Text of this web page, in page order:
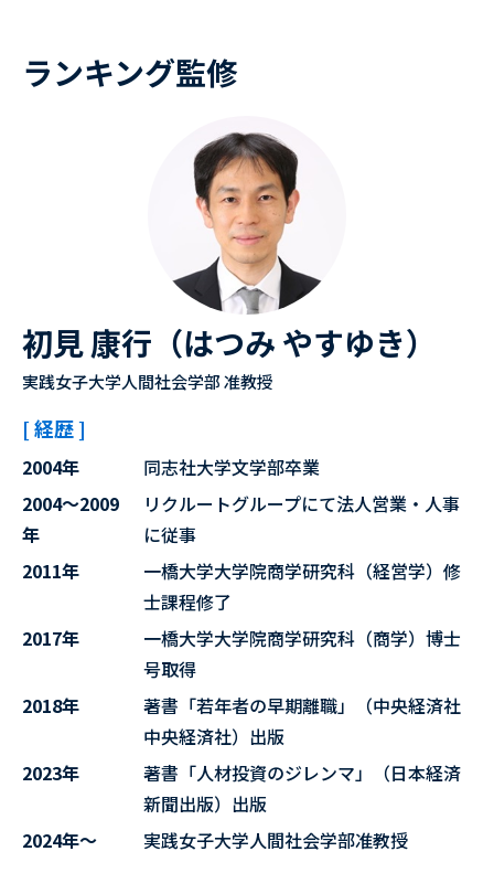
ランキング監修
初見 康行（はつみ やすゆき）
実践女子大学人間社会学部 准教授
[ 経歴 ]
2004年
同志社大学文学部卒業
2004～2009
年
リクルートグループにて法人営業・人事
に従事
2011年
一橋大学大学院商学研究科（経営学）修
士課程修了
2017年
一橋大学大学院商学研究科（商学）博士
号取得
2018年
著書「若年者の早期離職」（中央経済社
中央経済社）出版
2023年
著書「人材投資のジレンマ」（日本経済
新聞出版）出版
2024年～
実践女子大学人間社会学部准教授